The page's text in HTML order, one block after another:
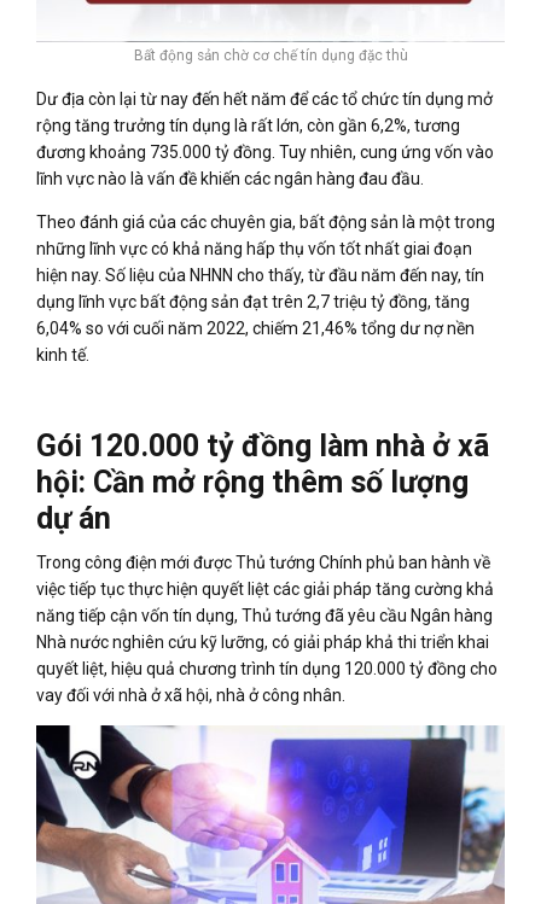
Bất động sản chờ cơ chế tín dụng đặc thù
Dư địa còn lại từ nay đến hết năm để các tổ chức tín dụng mở
rộng tăng trưởng tín dụng là rất lớn, còn gần 6,2%, tương
đương khoảng 735.000 tỷ đồng. Tuy nhiên, cung ứng vốn vào
lĩnh vực nào là vấn đề khiến các ngân hàng đau đầu.
Theo đánh giá của các chuyên gia, bất động sản là một trong
những lĩnh vực có khả năng hấp thụ vốn tốt nhất giai đoạn
hiện nay. Số liệu của NHNN cho thấy, từ đầu năm đến nay, tín
dụng lĩnh vực bất động sản đạt trên 2,7 triệu tỷ đồng, tăng
6,04% so với cuối năm 2022, chiếm 21,46% tổng dư nợ nền
kinh tế.
Gói 120.000 tỷ đồng làm nhà ở xã
hội: Cần mở rộng thêm số lượng
dự án
Trong công điện mới được Thủ tướng Chính phủ ban hành về
việc tiếp tục thực hiện quyết liệt các giải pháp tăng cường khả
năng tiếp cận vốn tín dụng, Thủ tướng đã yêu cầu Ngân hàng
Nhà nước nghiên cứu kỹ lưỡng, có giải pháp khả thi triển khai
quyết liệt, hiệu quả chương trình tín dụng 120.000 tỷ đồng cho
vay đối với nhà ở xã hội, nhà ở công nhân.